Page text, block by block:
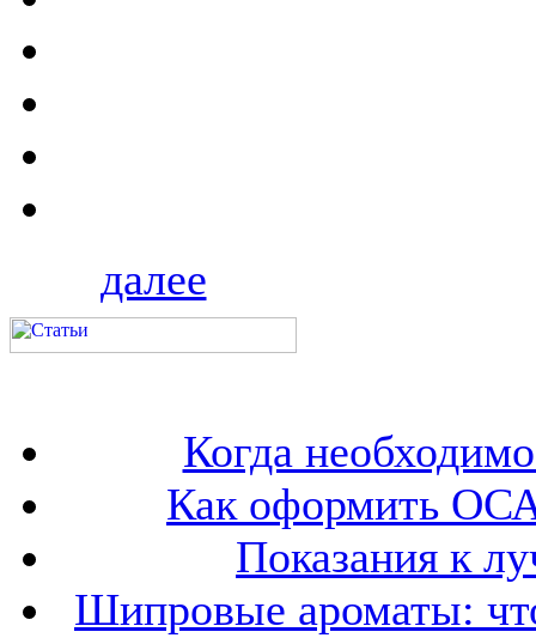
далее
Когда
Как оформить
Показания к
Шипровые ароматы: